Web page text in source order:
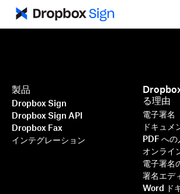
製品
Dropbox Sign
Dropbox Sign API
Dropbox Fax
インテグレーション
る理由
電子署名
ドキュメ
PDF への
オンライ
電子署名
署名エデ
Word ド